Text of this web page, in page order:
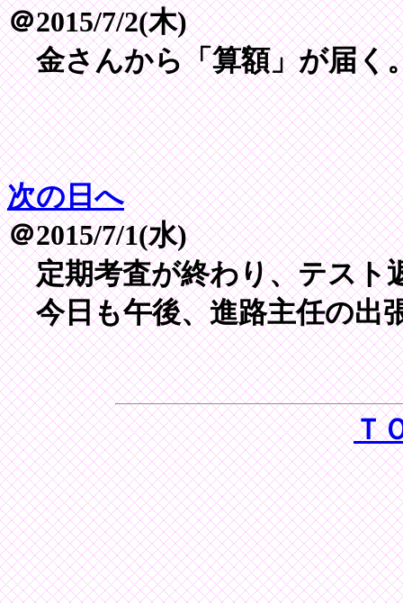
＠2015/7/2(木)
金さんから「算額」が届く
次の日へ
＠2015/7/1(水)
定期考査が終わり、テスト
今日も午後、進路主任の出
Ｔ